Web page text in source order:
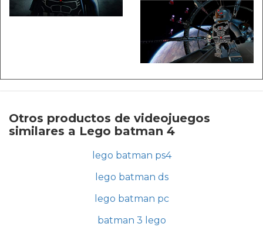
Otros productos de videojuegos
similares a Lego batman 4
lego batman ps4
lego batman ds
lego batman pc
batman 3 lego